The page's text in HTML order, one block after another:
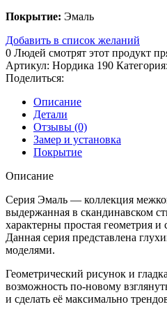
Покрытие: Эмаль
Добавить в список желаний
0 Людей смотрят этот продукт
Артикул: Нордика 190 Категория:
Поделиться:
Описание
Детали
Отзывы (0)
Замер и установка
Покрытие
Описание
Серия Эмаль — коллекция
выдержанная в скандинавском
характерны простая геометрия и
Данная серия представлена
моделями.
Геометрический рисунок и
возможность по-новому
и сделать её максимально